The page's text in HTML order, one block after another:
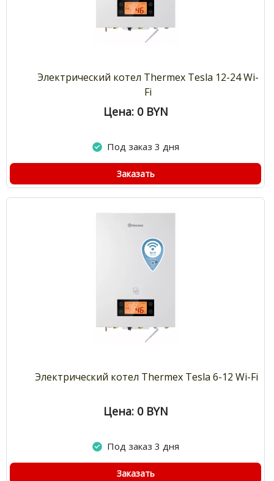
Электрический котел Thermex Tesla 12-24 Wi-
Fi
Цена: 0 BYN
Под заказ 3 дня
Заказать
Электрический котел Thermex Tesla 6-12 Wi-Fi
Цена: 0 BYN
Под заказ 3 дня
Заказать